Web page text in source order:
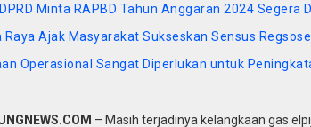
Minta RAPBD Tahun Anggaran 2024 Segera
Raya Ajak Masyarakat Sukseskan Sensus
Operasional Sangat Diperlukan untuk
– Masih terjadinya kelangkaan gas